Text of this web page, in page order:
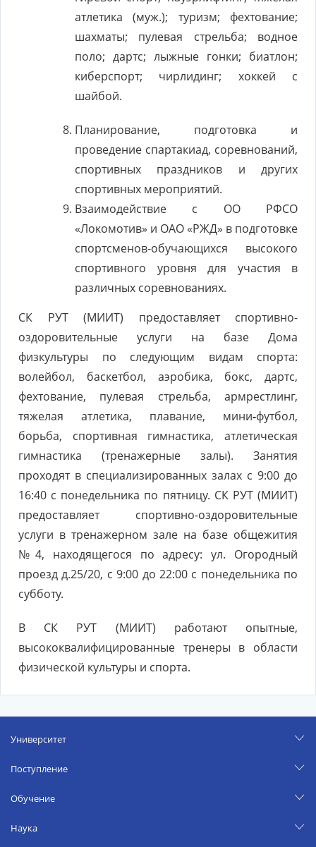
атлетика (муж.); туризм; фехтование;
шахматы; пулевая стрельба; водное
поло; дартс; лыжные гонки; биатлон;
киберспорт; чирлидинг; хоккей с
шайбой.
Планирование, подготовка и
проведение спартакиад, соревнований,
спортивных праздников и других
спортивных мероприятий.
Взаимодействие с ОО РФСО
«Локомотив» и ОАО «РЖД» в подготовке
спортсменов-обучающихся высокого
спортивного уровня для участия в
различных соревнованиях.
СК РУТ (МИИТ) предоставляет спортивно-
оздоровительные услуги на базе Дома
физкультуры по следующим видам спорта:
волейбол, баскетбол, аэробика, бокс, дартс,
фехтование, пулевая стрельба, армрестлинг,
тяжелая атлетика, плавание, мини-футбол,
борьба, спортивная гимнастика, атлетическая
гимнастика (тренажерные залы). Занятия
проходят в специализированных залах с 9:00 до
16:40 с понедельника по пятницу. СК РУТ (МИИТ)
предоставляет спортивно-оздоровительные
услуги в тренажерном зале на базе общежития
№4, находящегося по адресу: ул. Огородный
проезд д.25/20, с 9:00 до 22:00 с понедельника по
субботу.
В СК РУТ (МИИТ) работают опытные,
высококвалифицированные тренеры в области
физической культуры и спорта.
Университет
Поступление
Обучение
Наука